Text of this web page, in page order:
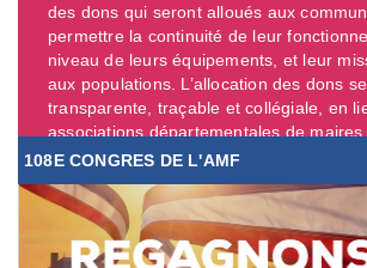
des dons qui seront alloués aux
permettre la continuité de leur
niveau de leurs équipements, et leur
aux populations. L’allocation des dons
transparente, traçable et collégiale, en
associations départementales de
108E CONGRES DE L'AMF